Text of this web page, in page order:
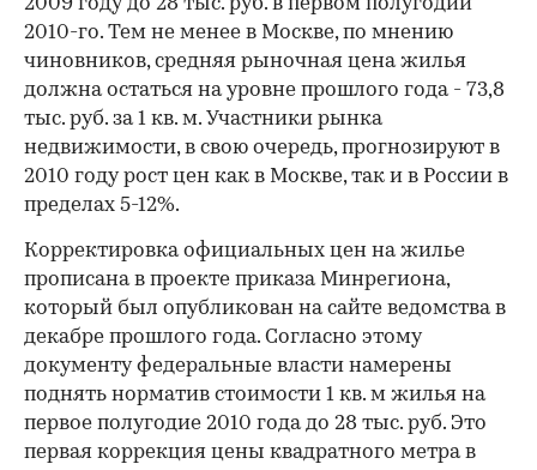
2009 году до 28 тыс. руб. в первом полугодии
2010-го. Тем не менее в Москве, по мнению
чиновников, средняя рыночная цена жилья
должна остаться на уровне прошлого года - 73,8
тыс. руб. за 1 кв. м. Участники рынка
недвижимости, в свою очередь, прогнозируют в
2010 году рост цен как в Москве, так и в России в
пределах 5-12%.
Корректировка официальных цен на жилье
прописана в проекте приказа Минрегиона,
который был опубликован на сайте ведомства в
декабре прошлого года. Согласно этому
документу федеральные власти намерены
поднять норматив стоимости 1 кв. м жилья на
первое полугодие 2010 года до 28 тыс. руб. Это
первая коррекция цены квадратного метра в